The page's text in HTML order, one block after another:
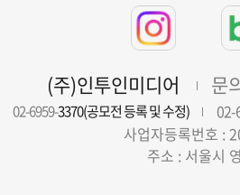
(주)인투인미디어 문
02-6959-3370(공모전 등록 및 수정) 02-
사업자등록번호 :
주소 : 서울시